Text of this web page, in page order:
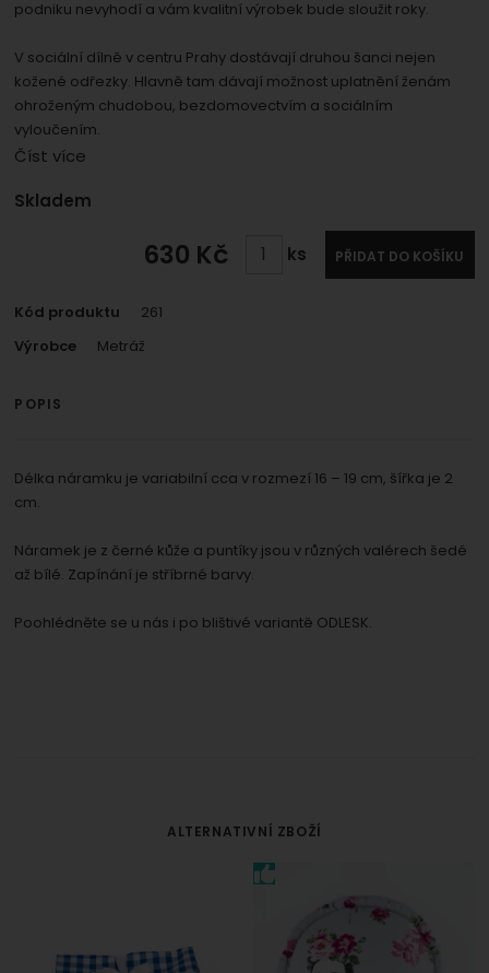
Povoleno
Zobrazit
Tyto cookies nám umožňují měření výkonu našeho webu i
našich reklamních kampaní. Jejich pomocí určujeme
počet návštěv a zdroje návštěv našich internetových
stránek. Data získaná pomocí těchto cookies
zpracováváme souhrnně a anonymně, takže nejsme
schopni identifikovat konkrétní uživatele našeho webu.
Marketingové
Marketingové
nevhodnou reklamou
Zobrazit
Marketingové cookies používáme my nebo naši partneři,
abychom vám mohli zobrazit vhodné obsahy nebo
stran.
podniku nevyhodí a vám kvalitní výrobek bude sloužit roky.
V sociální dílně v centru Prahy dostávají druhou šanci nejen
kožené odřezky. Hlavně tam dávají možnost uplatnění ženám
ohroženým chudobou, bezdomovectvím a sociálním
vyloučením.
Číst více
Dostupnost:
Skladem
630 Kč ks PŘIDAT DO KOŠÍKU
Kód produktu
261
Výrobce
Metráž
POPIS
Délka náramku je variabilní cca v rozmezí 16 – 19 cm, šířka je 2
cm.
Náramek je z černé kůže a puntíky jsou v různých valérech šedé
až bílé. Zapínání je stříbrné barvy.
Poohlédněte se u nás i po blištivé variantě ODLESK.
ALTERNATIVNÍ ZBOŽÍ